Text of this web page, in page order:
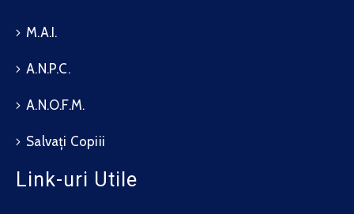
M.A.I.
A.N.P.C.
A.N.O.F.M.
Salvați Copiii
Link-uri Utile